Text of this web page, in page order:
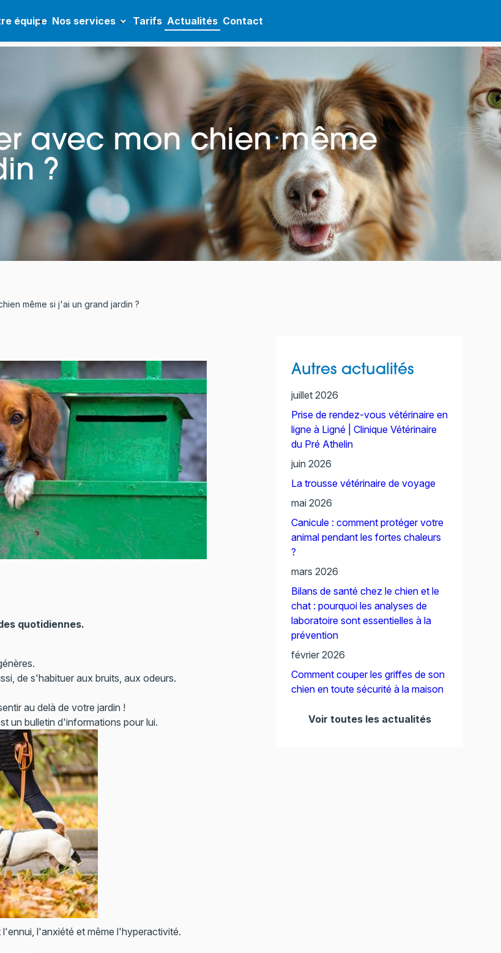
équipe Nos services Tarifs Actualités Contact
avec mon chien même
?
même si j'ai un grand jardin ?
quotidiennes.
de s'habituer aux bruits, aux odeurs.
au delà de votre jardin !
un bulletin d'informations pour lui.
l'anxiété et même l'hyperactivité.
Autres actualités
juillet 2026
Prise de rendez-vous vétérinaire en
ligne à Ligné | Clinique Vétérinaire
du Pré Athelin
juin 2026
La trousse vétérinaire de voyage
mai 2026
Canicule : comment protéger votre
animal pendant les fortes chaleurs
?
mars 2026
Bilans de santé chez le chien et le
chat : pourquoi les analyses de
laboratoire sont essentielles à la
prévention
février 2026
Comment couper les griffes de son
chien en toute sécurité à la maison
Voir toutes les actualités